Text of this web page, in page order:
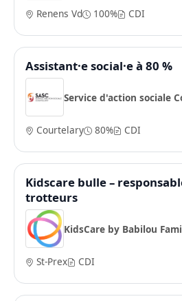
Renens Vd 100% CDI
Assistant·e social·e à 80 %
Service d'action sociale
Courtelary 80% CDI
Kidscare bulle –
trotteurs
KidsCare by Babilou
St-Prex CDI